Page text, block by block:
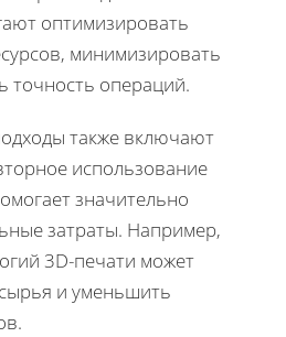
оптимизировать
минимизировать
точность операций.
также включают
использование
значительно
затраты. Например,
3D-печати может
и уменьшить